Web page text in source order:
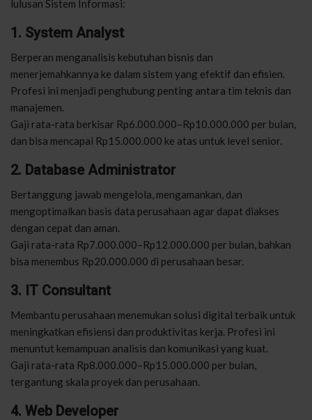
lulusan Sistem Informasi:
1. System Analyst
Berperan menganalisis kebutuhan bisnis dan
menerjemahkannya ke dalam sistem yang efektif dan efisien.
Profesi ini menjadi penghubung penting antara tim teknis dan
manajemen.
Gaji rata-rata berkisar Rp6.000.000–Rp10.000.000 per bulan,
dan bisa mencapai Rp15.000.000 ke atas untuk level senior.
2. Database Administrator
Bertanggung jawab mengelola, mengamankan, dan
mengoptimalkan basis data perusahaan agar dapat diakses
dengan cepat dan aman.
Gaji rata-rata Rp7.000.000–Rp12.000.000 per bulan, bahkan
bisa menembus Rp20.000.000 di perusahaan besar.
3. IT Consultant
Membantu perusahaan menemukan solusi digital terbaik untuk
meningkatkan efisiensi dan produktivitas kerja. Profesi ini
menuntut kemampuan analisis dan komunikasi yang kuat.
Gaji rata-rata Rp8.000.000–Rp15.000.000 per bulan,
tergantung skala proyek dan perusahaan.
4. Web Developer